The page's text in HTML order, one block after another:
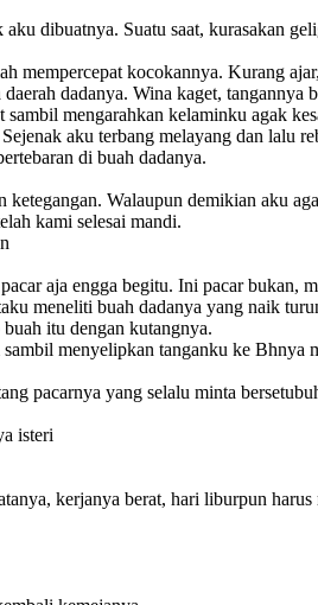
dibuatnya. Suatu saat, kurasakan
mempercepat kocokannya. Kurang
dadanya. Wina kaget, tangannya
mengarahkan kelaminku agak
aku terbang melayang dan lalu
di buah dadanya.
ketegangan. Walaupun demikian aku
kami selesai mandi.
aja engga begitu. Ini pacar bukan,
meneliti buah dadanya yang naik
itu dengan kutangnya.
menyelipkan tanganku ke Bhnya
pacarnya yang selalu minta
isteri
kerjanya berat, hari liburpun harus